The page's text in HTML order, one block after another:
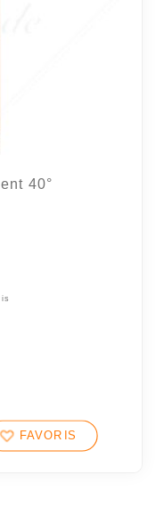
40°
FAVORIS